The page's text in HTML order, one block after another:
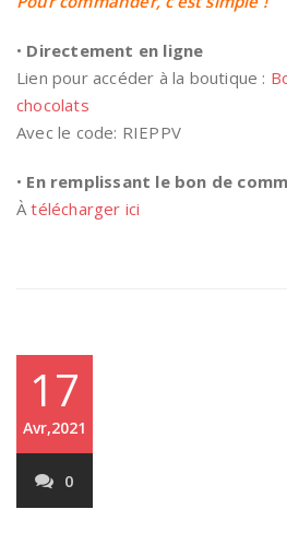
• Directement en ligne
Lien pour accéder à la boutique :
chocolats
Avec le code: RIEPPV
• En remplissant le bon de
Àtélécharger ici
17
Avr,2021
0